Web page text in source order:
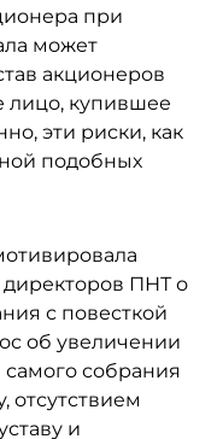
при
может
акционеров
лицо, купившее
эти риски, как
подобных
ПНТ о
с повесткой
об увеличении
собрания
отсутствием
и